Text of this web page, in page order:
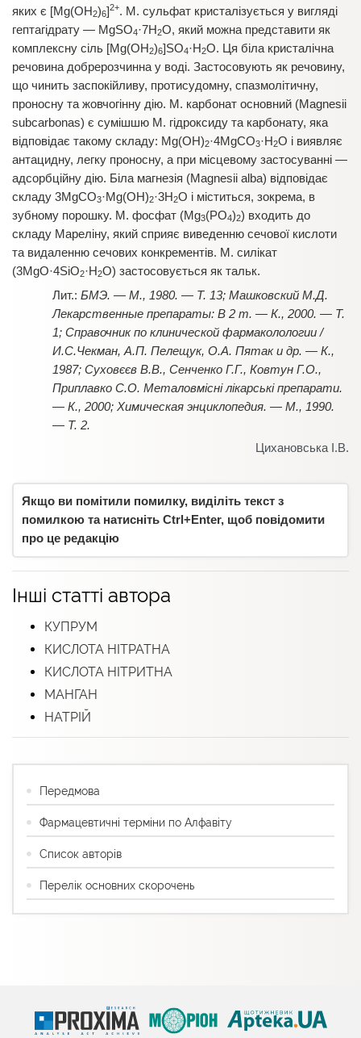
яких є [Mg(OH2)6]2+. М. сульфат кристалізується у вигляді
гептагідрату — MgSO4·7H2O, який можна представити як
комплексну сіль [Mg(OH2)6]SO4·H2O. Ця біла кристалічна
речовина добрерозчинна у воді. Застосовують як речовину,
що чинить заспокійливу, протисудомну, спазмолітичну,
проносну та жовчогінну дію. М. карбонат основний (Magnesii
subcarbonas) є сумішшю М. гідроксиду та карбонату, яка
відповідає такому складу: Mg(OH)2·4MgCO3·H2O і виявляє
антацидну, легку проносну, а при місцевому застосуванні —
адсорбційну дію. Біла магнезія (Magnesii alba) відповідає
складу 3MgCO3·Mg(OH)2·3H2O і міститься, зокрема, в
зубному порошку. М. фосфат (Mg3(PO4)2) входить до
складу Мареліну, який сприяє виведенню сечової кислоти
та видаленню сечових конкрементів. М. силікат
(3MgO·4SiO2·H2O) застосовується як тальк.
БМЭ. — М., 1980. — Т. 13; Машковский М.Д.
Лекарственные препараты: В 2 т. — К., 2000. — Т.
1; Справочник по клинической фармаколологии /
И.С.Чекман, А.П. Пелещук, О.А. Пятак и др. — К.,
1987; Суховєєв В.В., Сенченко Г.Г., Ковтун Г.О.,
Приплавко С.О. Металовмісні лікарські препарати.
— К., 2000; Химическая энциклопедия. — М., 1990.
— Т. 2.
Цихановська І.В.
Якщо ви помітили помилку, виділіть текст з
помилкою та натисніть Ctrl+Enter, щоб повідомити
про це редакцію
Інші статті автора
КУПРУМ
КИСЛОТА НІТРАТНА
КИСЛОТА НІТРИТНА
МАНГАН
НАТРІЙ
Передмова
Фармацевтичні терміни по Алфавіту
Список авторів
Перелік основних скорочень